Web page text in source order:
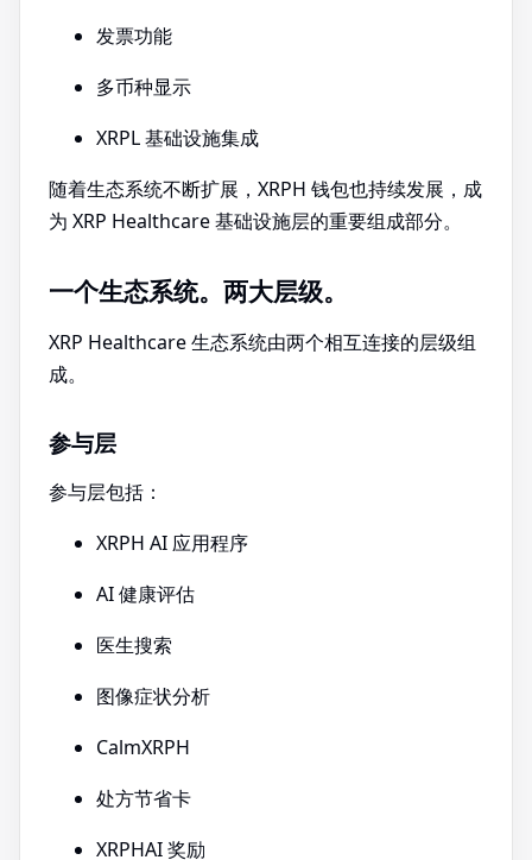
发票功能
多币种显示
XRPL 基础设施集成
随着生态系统不断扩展，XRPH 钱包也持续发展，成
为 XRP Healthcare 基础设施层的重要组成部分。
一个生态系统。两大层级。
XRP Healthcare 生态系统由两个相互连接的层级组
成。
参与层
参与层包括：
XRPH AI 应用程序
AI 健康评估
医生搜索
图像症状分析
CalmXRPH
处方节省卡
XRPHAI 奖励